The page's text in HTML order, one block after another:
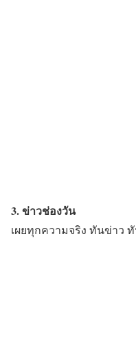
3. ข่าวช่องวัน
เผยทุกความจริง ทันข่าว